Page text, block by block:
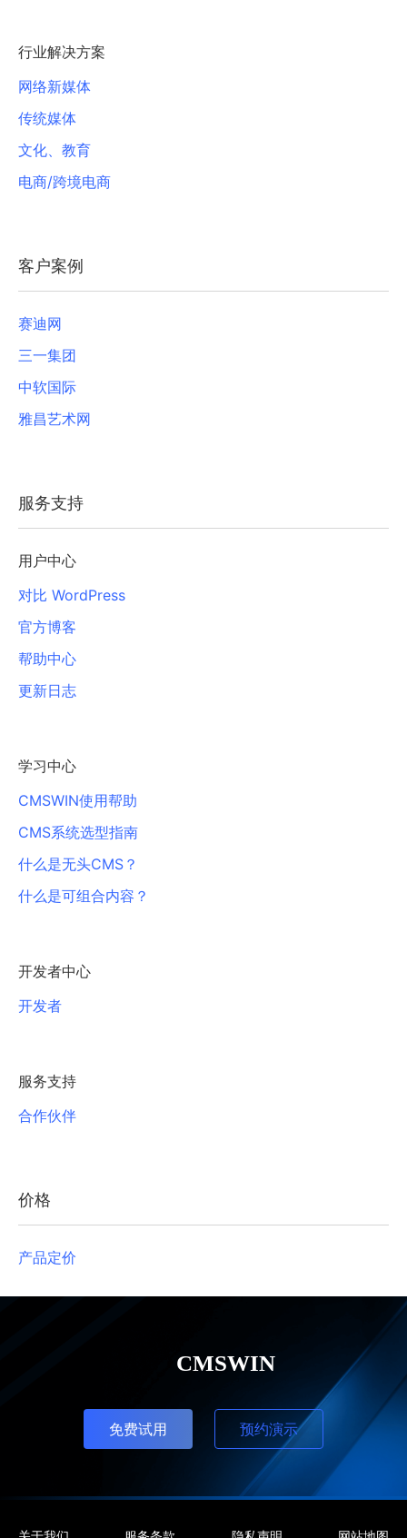
行业解决方案
网络新媒体
传统媒体
文化、教育
电商/跨境电商
客户案例
赛迪网
三一集团
中软国际
雅昌艺术网
服务支持
用户中心
对比 WordPress
官方博客
帮助中心
更新日志
学习中心
CMSWIN使用帮助
CMS系统选型指南
什么是无头CMS？
什么是可组合内容？
开发者中心
开发者
服务支持
合作伙伴
价格
产品定价
免费试用 预约演示